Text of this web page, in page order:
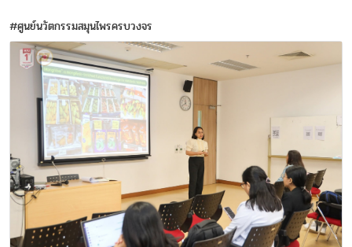
#ศูนย์นวัตกรรมสมุนไพรครบวงจร